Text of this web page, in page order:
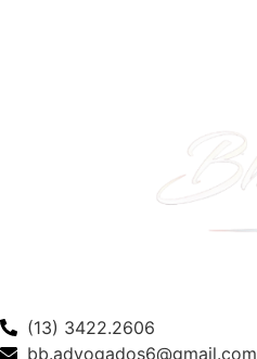
(13) 3422.2606
bb.advogados6@gmail.com